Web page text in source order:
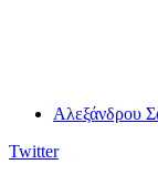
Αλεξάνδρου
Twitter